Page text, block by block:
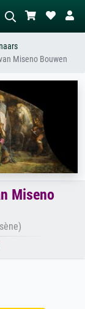
– bijv. groene
veel rood, donker
staand naakt naast
boom.
Miseno Bouwen
Miseno